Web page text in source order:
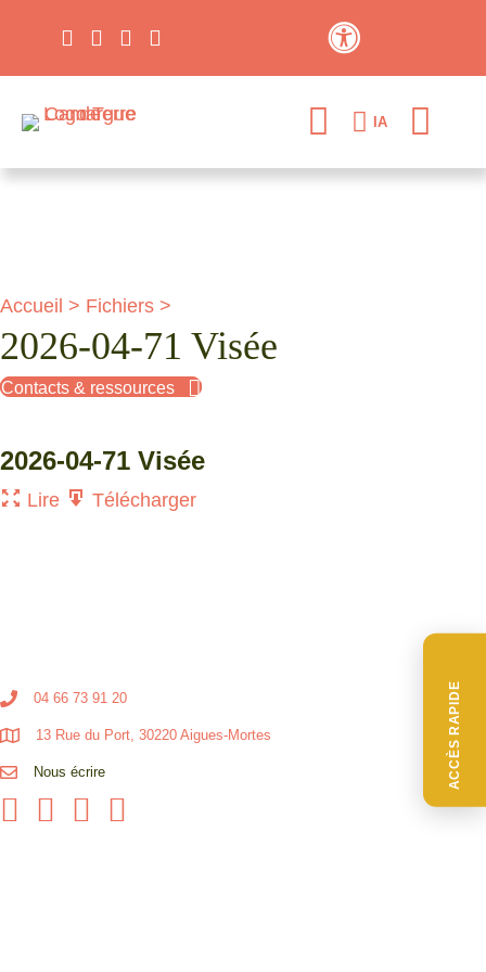
ACCÈS RAPIDE
IA
Accueil > Fichiers >
2026-04-71 Visée
Contacts & ressources
2026-04-71 Visée
Lire Télécharger
04 66 73 91 20
13 Rue du Port, 30220 Aigues-Mortes
Nous écrire